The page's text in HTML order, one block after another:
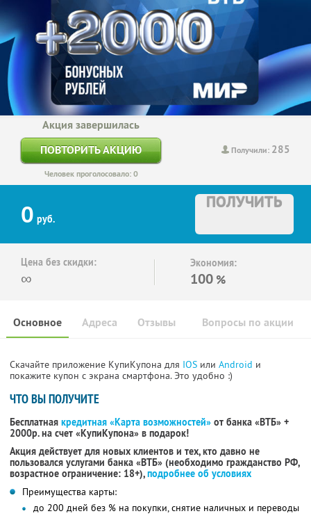
Получили: 285
Акция завершилась
ПОВТОРИТЬ АКЦИЮ
Человек проголосовало: 0
0 руб.
ПОЛУЧИТЬ
Цена без скидки:
∞
Экономия:
100 %
Основное Отзывы Вопросы по акции
Адреса
Скачайте приложение КупиКупона для IOS или Android и
покажите купон с экрана смартфона. Это удобно :)
ЧТО ВЫ ПОЛУЧИТЕ
Бесплатная кредитная «Карта возможностей» от банка «ВТБ» +
2000р. на счет «КупиКупона» в подарок!
Акция действует для новых клиентов и тех, кто давно не
пользовался услугами банка «ВТБ» (необходимо гражданство РФ,
возрастное ограничение: 18+),подробнее об условиях
Преимущества карты:
до 200 дней без % на покупки, снятие наличных и переводы